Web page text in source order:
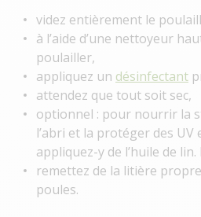
videz entièrement le
à l’aide d’une nettoyeur
poulailler,
appliquez un désinfectant
attendez que tout soit sec,
optionnel : pour nourrir la
l’abri et la protéger des UV
appliquez-y de l’huile de
remettez de la litière
poules.